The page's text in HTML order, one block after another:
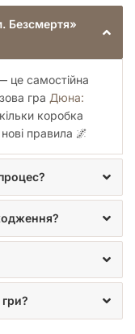
Безсмертя»
це самостійна
гра Дюна:
коробка
правила 🌌
гри?